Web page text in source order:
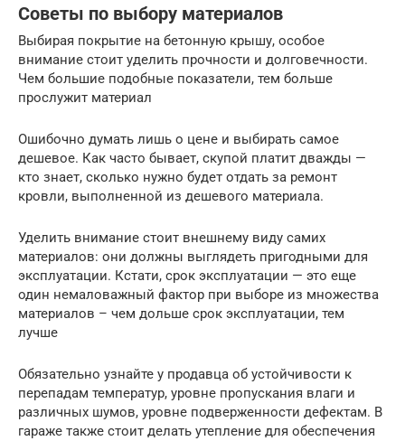
Советы по выбору материалов
Выбирая покрытие на бетонную крышу, особое
внимание стоит уделить прочности и долговечности.
Чем большие подобные показатели, тем больше
прослужит материал
Ошибочно думать лишь о цене и выбирать самое
дешевое. Как часто бывает, скупой платит дважды —
кто знает, сколько нужно будет отдать за ремонт
кровли, выполненной из дешевого материала.
Уделить внимание стоит внешнему виду самих
материалов: они должны выглядеть пригодными для
эксплуатации. Кстати, срок эксплуатации — это еще
один немаловажный фактор при выборе из множества
материалов – чем дольше срок эксплуатации, тем
лучше
Обязательно узнайте у продавца об устойчивости к
перепадам температур, уровне пропускания влаги и
различных шумов, уровне подверженности дефектам. В
гараже также стоит делать утепление для обеспечения